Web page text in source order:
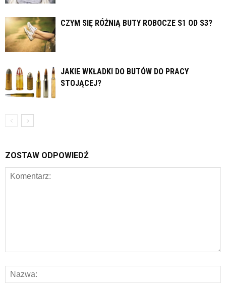
CZYM SIĘ RÓŻNIĄ BUTY ROBOCZE S1 OD S3?
JAKIE WKŁADKI DO BUTÓW DO PRACY
STOJĄCEJ?
ZOSTAW ODPOWIEDŹ